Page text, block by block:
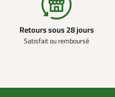
Retours sous 28 jours
Satisfait ou remboursé